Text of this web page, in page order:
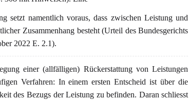
setzt namentlich voraus, dass zwischen Leistung und
Zusammenhang besteht (Urteil des Bundesgerichts
2022 E. 2.1).
einer (allfälligen) Rückerstattung von Leistungen
Verfahren: In einem ersten Entscheid ist über die
des Bezugs der Leistung zu befinden. Daran schliesst